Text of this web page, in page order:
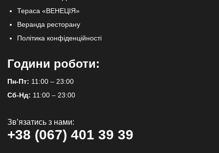
Тераса «ВЕНЕЦІЯ»
Веранда ресторану
Політика конфіденційності
Години роботи:
Пн-Пт: 11:00 – 23:00
Сб-Нд: 11:00 – 23:00
Зв’язатись з нами:
+38 (067) 401 39 39